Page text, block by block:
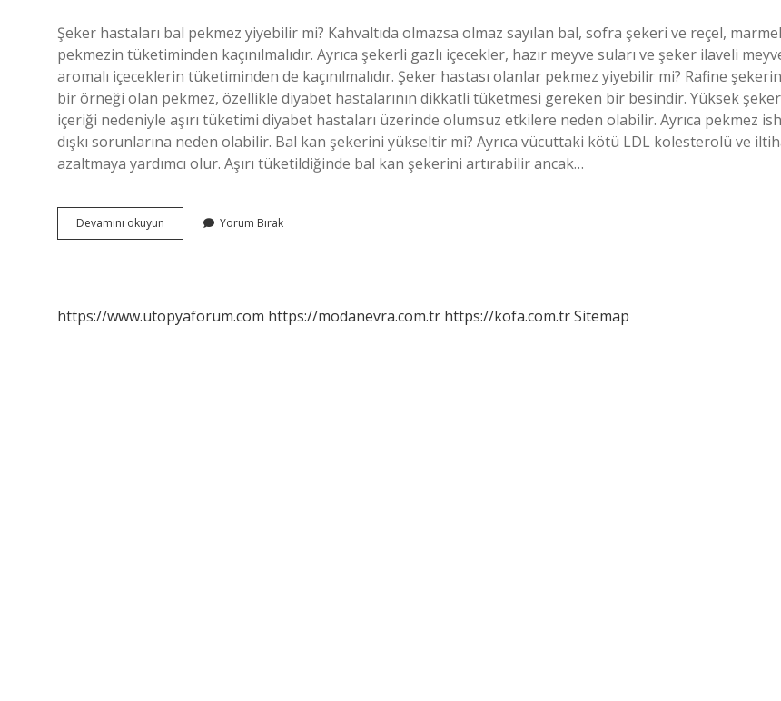
Şeker hastaları bal pekmez yiyebilir mi? Kahvaltıda olmazsa olmaz sayılan bal, sofra şekeri ve reçel,
pekmezin tüketiminden kaçınılmalıdır. Ayrıca şekerli gazlı içecekler, hazır meyve suları ve şeker ilaveli
aromalı içeceklerin tüketiminden de kaçınılmalıdır. Şeker hastası olanlar pekmez yiyebilir mi? Rafine
bir örneği olan pekmez, özellikle diyabet hastalarının dikkatli tüketmesi gereken bir besindir. Yüksek şeker
içeriği nedeniyle aşırı tüketimi diyabet hastaları üzerinde olumsuz etkilere neden olabilir. Ayrıca pekmez
dışkı sorunlarına neden olabilir. Bal kan şekerini yükseltir mi? Ayrıca vücuttaki kötü LDL kolesterolü ve
azaltmaya yardımcı olur. Aşırı tüketildiğinde bal kan şekerini artırabilir ancak…
Devamını okuyun
Pekmez
Yorum Bırak
https://www.utopyaforum.com https://modanevra.com.tr https://kofa.com.trSitemap